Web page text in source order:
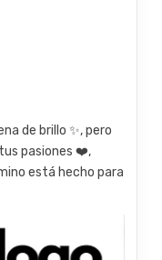
de brillo ✨, pero
pasiones ❤️,
está hecho para